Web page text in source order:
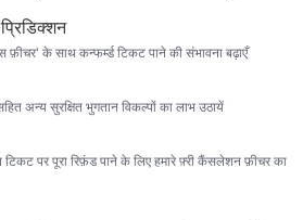
के साथ कन्फर्म्ड टिकट पाने की संभावना बढ़ाएँ
अन्य सुरक्षित भुगतान विकल्पों का लाभ उठायें
पर पूरा रिफ़ंड पाने के लिए हमारे फ़्री कैंसलेशन फ़ीचर का